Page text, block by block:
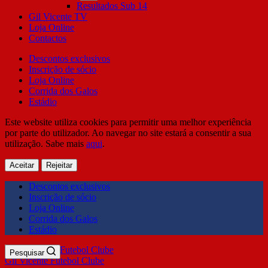
Resultados Sub 14
Gil Vicente TV
Loja Online
Contactos
Descontos exclusivos
Inscrição de sócio
Loja Online
Corrida dos Galos
Estádio
Este website utiliza cookies para permitir uma melhor experiência
por parte do utilizador. Ao navegar no site estará a consentir a sua
utilização. Sabe mais aqui.
Aceitar Rejeitar
Descontos exclusivos
Inscrição de sócio
Loja Online
Corrida dos Galos
Estádio
Gil Vicente Futebol Clube
Pesquisar